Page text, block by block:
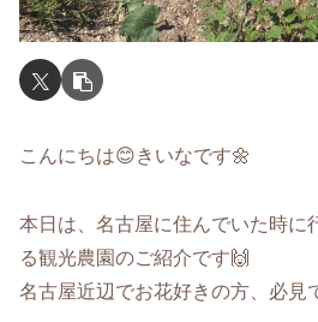
こんにちは😊きいなです🌼
本日は、名古屋に住んでいた時に
る観光農園のご紹介です🙌
名古屋近辺でお花好きの方、必見